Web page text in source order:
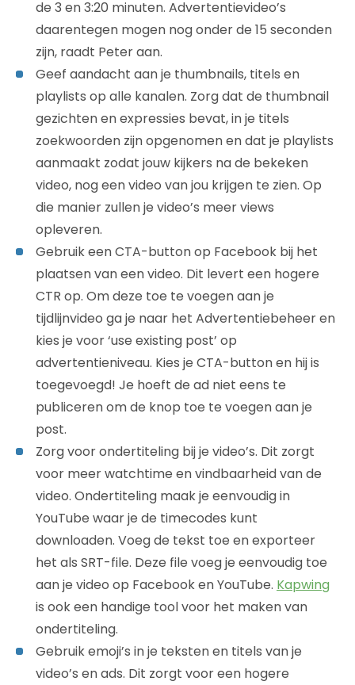
de 3 en 3:20 minuten. Advertentievideo’s
daarentegen mogen nog onder de 15 seconden
zijn, raadt Peter aan.
Geef aandacht aan je thumbnails, titels en
playlists op alle kanalen. Zorg dat de thumbnail
gezichten en expressies bevat, in je titels
zoekwoorden zijn opgenomen en dat je playlists
aanmaakt zodat jouw kijkers na de bekeken
video, nog een video van jou krijgen te zien. Op
die manier zullen je video’s meer views
opleveren.
Gebruik een CTA-button op Facebook bij het
plaatsen van een video. Dit levert een hogere
CTR op. Om deze toe te voegen aan je
tijdlijnvideo ga je naar het Advertentiebeheer en
kies je voor ‘use existing post’ op
advertentieniveau. Kies je CTA-button en hij is
toegevoegd! Je hoeft de ad niet eens te
publiceren om de knop toe te voegen aan je
post.
Zorg voor ondertiteling bij je video’s. Dit zorgt
voor meer watchtime en vindbaarheid van de
video. Ondertiteling maak je eenvoudig in
YouTube waar je de timecodes kunt
downloaden. Voeg de tekst toe en exporteer
het als SRT-file. Deze file voeg je eenvoudig toe
aan je video op Facebook en YouTube. Kapwing
is ook een handige tool voor het maken van
ondertiteling.
Gebruik emoji’s in je teksten en titels van je
video’s en ads. Dit zorgt voor een hogere